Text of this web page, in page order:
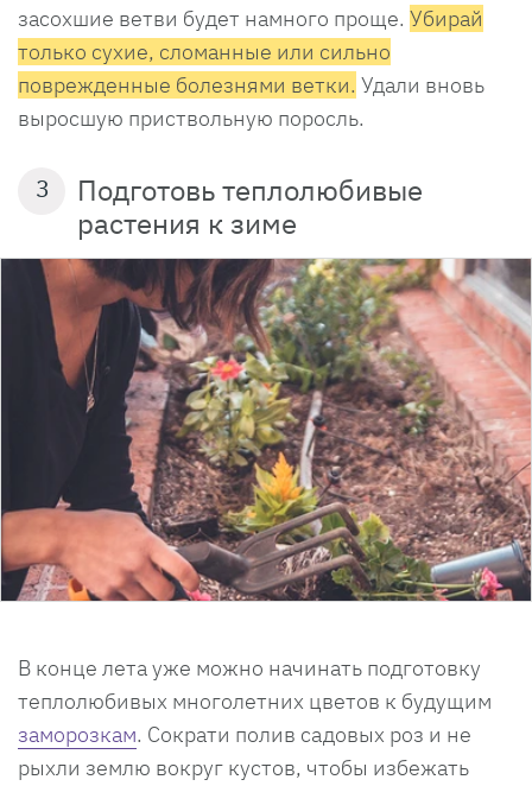
засохшие ветви будет намного проще. Убирай
только сухие, сломанные или сильно
поврежденные болезнями ветки. Удали вновь
выросшую приствольную поросль.
3
Подготовь теплолюбивые
растения к зиме
В конце лета уже можно начинать подготовку
теплолюбивых многолетних цветов к будущим
заморозкам. Сократи полив садовых роз и не
рыхли землю вокруг кустов, чтобы избежать